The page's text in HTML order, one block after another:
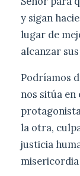
y sigan
lugar de
alcanzar
Podríamos
nos sitúa en
la otra,
justicia
misericordia